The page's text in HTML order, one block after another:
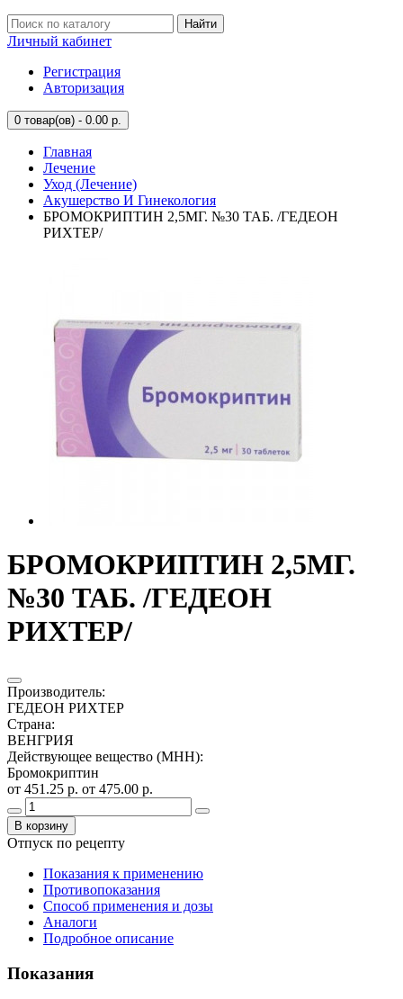
Найти
Личный кабинет
Регистрация
Авторизация
0 товар(ов) - 0.00 р.
Главная
Лечение
Уход (Лечение)
Акушерство И Гинекология
БРОМОКРИПТИН 2,5МГ. №30 ТАБ. /ГЕДЕОН
РИХТЕР/
БРОМОКРИПТИН 2,5МГ.
№30 ТАБ. /ГЕДЕОН
РИХТЕР/
Производитель:
ГЕДЕОН РИХТЕР
Страна:
ВЕНГРИЯ
Действующее вещество (МНН):
Бромокриптин
от 451.25 р. от 475.00 р.
В корзину
Отпуск по рецепту
Показания к применению
Противопоказания
Способ применения и дозы
Аналоги
Подробное описание
Показания